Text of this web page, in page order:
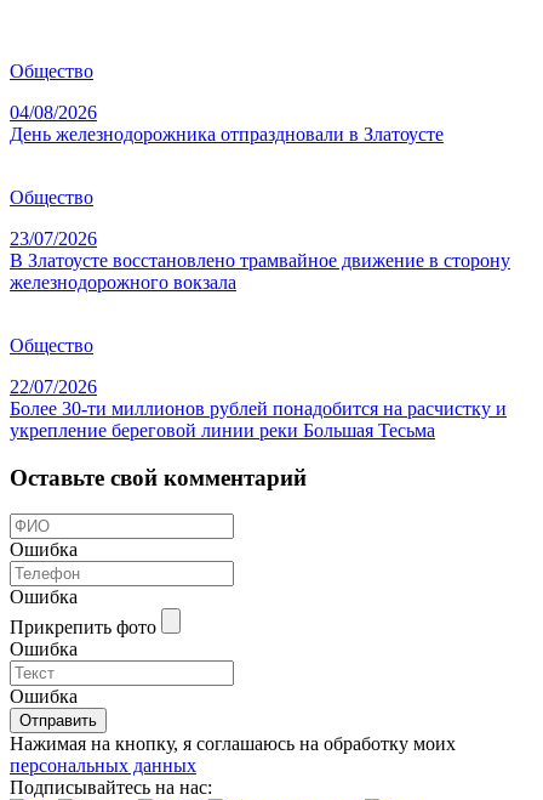
Общество
04/08/2026
День железнодорожника отпраздновали в Златоусте
Общество
23/07/2026
В Златоусте восстановлено трамвайное движение в сторону
железнодорожного вокзала
Общество
22/07/2026
Более 30-ти миллионов рублей понадобится на расчистку и
укрепление береговой линии реки Большая Тесьма
Оставьте свой комментарий
Ошибка
Ошибка
Прикрепить фото
Ошибка
Ошибка
Отправить
Нажимая на кнопку, я соглашаюсь на обработку моих
персональных данных
Подписывайтесь на нас: